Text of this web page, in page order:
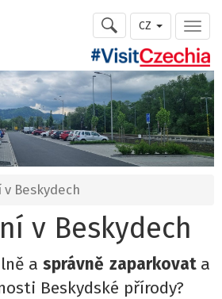
CZ
v Beskydech
v Beskydech
asprávně zaparkovat a
Beskydské přírody?